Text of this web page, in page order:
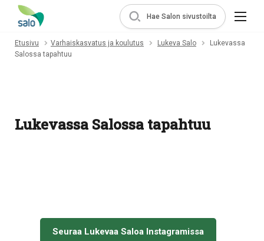
Hae Salon sivustoilta
Etusivu Varhaiskasvatus ja koulutus Lukeva Salo
Lukevassa
Salossa tapahtuu
Lukevassa Salossa tapahtuu
Seuraa Lukevaa Saloa Instagramissa